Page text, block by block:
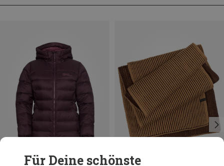
Für Deine schönste